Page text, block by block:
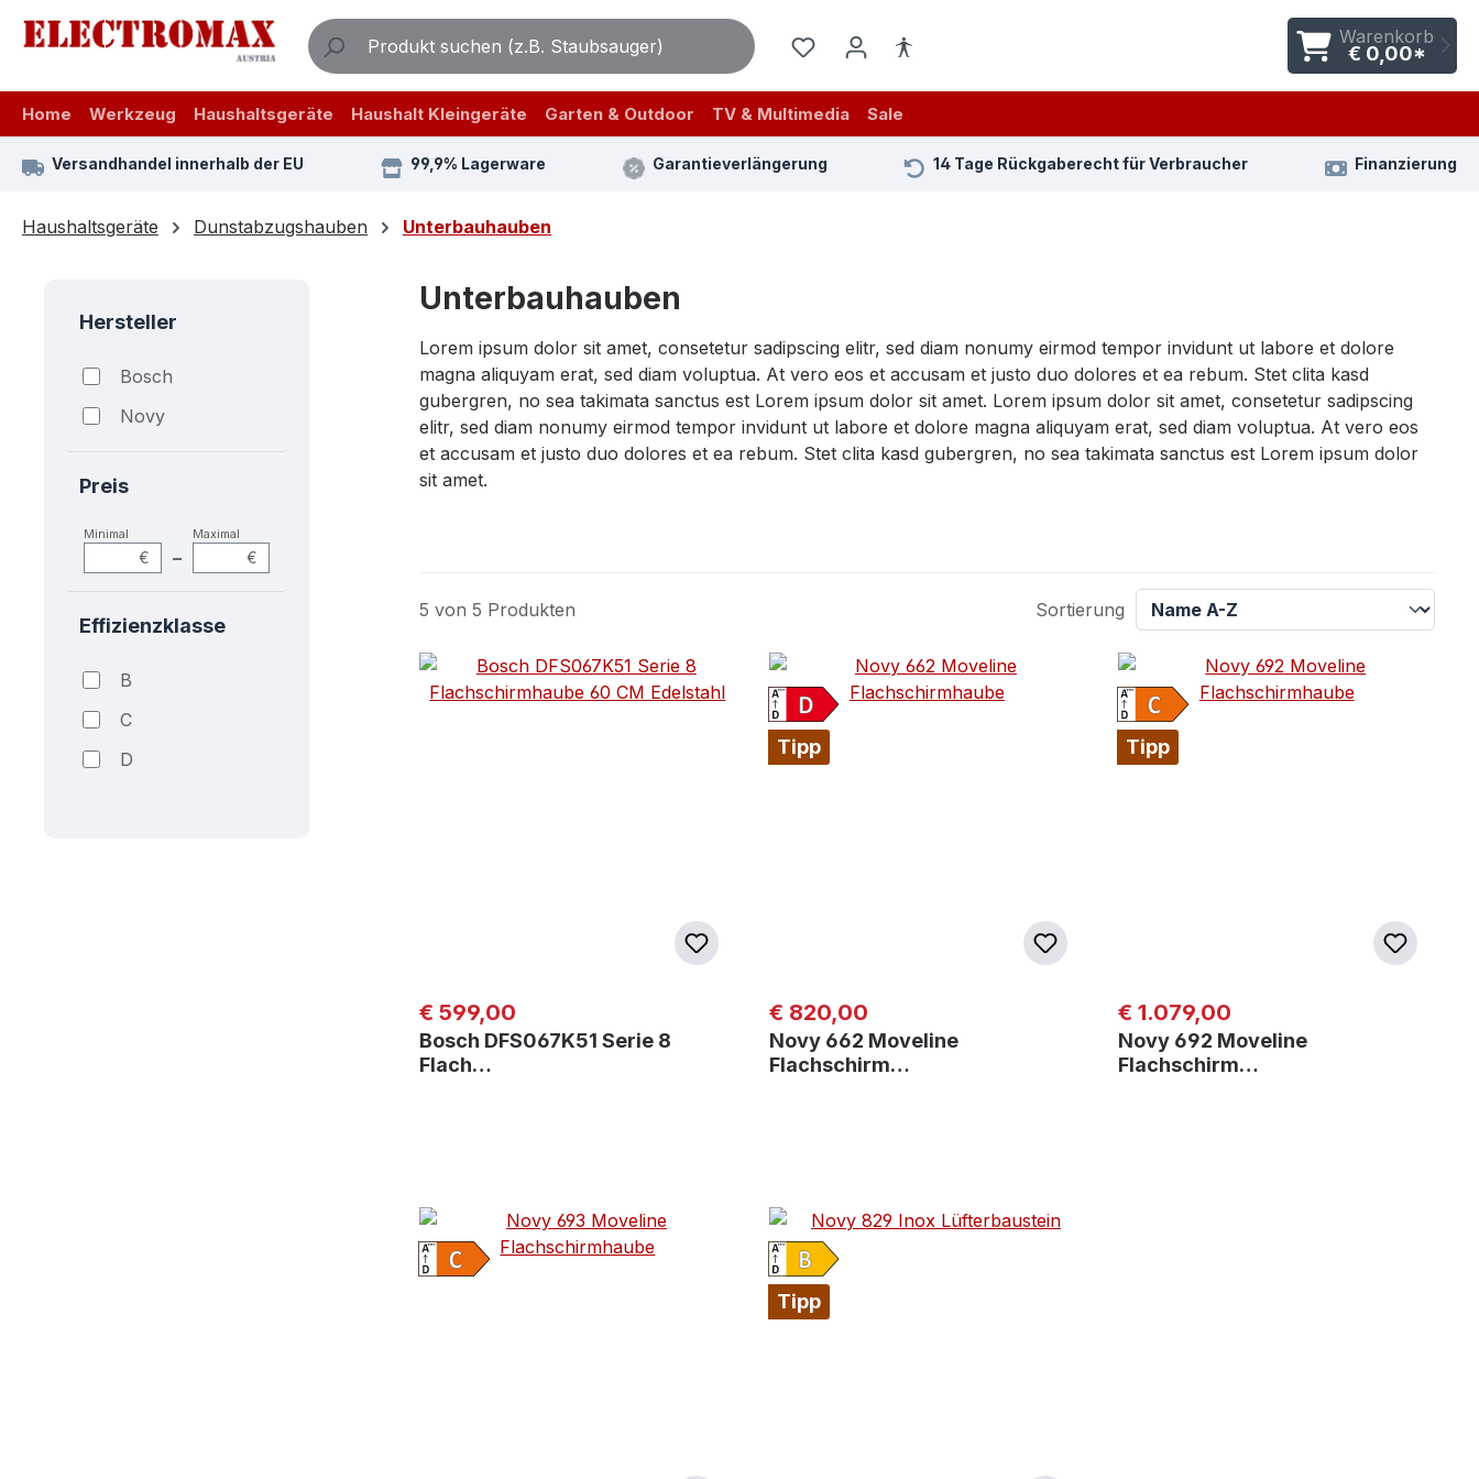
Hauptinhalt springen
Zur Suche springen
Zur Hauptnavigation springen Warenkorb
€ 0,00*
Home Werkzeug Haushaltsgeräte Haushalt Kleingeräte Garten & Outdoor TV & Multimedia Sale
Versandhandel innerhalb der EU 99,9% Lagerware Garantieverlängerung 14 Tage Rückgaberecht für Verbraucher Finanzierung
Haushaltsgeräte Dunstabzugshauben Unterbauhauben
Hersteller
Bosch
Novy
Preis
Minimal
€ –
Maximal
€
Effizienzklasse
B
C
D
Unterbauhauben
Lorem ipsum dolor sit amet, consetetur sadipscing elitr, sed diam nonumy eirmod tempor invidunt ut labore et dolore
magna aliquyam erat, sed diam voluptua. At vero eos et accusam et justo duo dolores et ea rebum. Stet clita kasd
gubergren, no sea takimata sanctus est Lorem ipsum dolor sit amet. Lorem ipsum dolor sit amet, consetetur sadipscing
elitr, sed diam nonumy eirmod tempor invidunt ut labore et dolore magna aliquyam erat, sed diam voluptua. At vero eos
et accusam et justo duo dolores et ea rebum. Stet clita kasd gubergren, no sea takimata sanctus est Lorem ipsum dolor
sit amet.
5 von 5 Produkten Sortierung
Regulärer Preis:
€ 599,00
Bosch DFS067K51 Serie 8
Flach…
Tipp
Regulärer Preis:
€ 820,00
Novy 662 Moveline
Flachschirm…
Tipp
Regulärer Preis:
€ 1.079,00
Novy 692 Moveline
Flachschirm…
Tipp